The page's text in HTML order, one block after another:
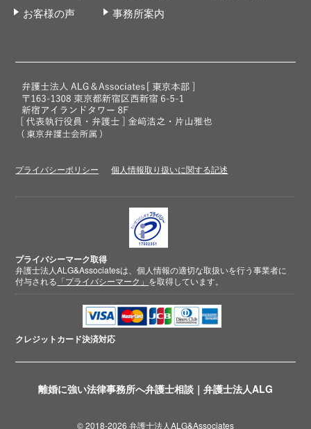
離婚に強い法律事務所へ弁護士相談｜弁護士法人ALG
お客様の声
事務所案内
プライバシーポリシー 個人情報取り扱いに関する記述
プライバシーマーク取得
弁護士法人ALG&Associatesは、個人情報の適切な取扱いを行う事業者に
付与される 「プライバシーマーク」 を取得しています。
クレジットカード決済対応
© 2018-2026 弁護士法人ALG&Associates